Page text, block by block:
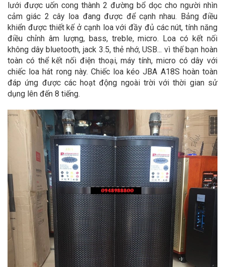
lưới được uốn cong thành 2 đường bổ dọc cho người nhìn
cảm giác 2 cây loa đang được để cạnh nhau. Bảng điều
khiển được thiết kế ở cạnh loa với đầy đủ các nút, tính năng
điều chỉnh âm lượng, bass, treble, micro. Loa có kết nối
không dây bluetooth, jack 3.5, thẻ nhớ, USB... vì thế bạn hoàn
toàn có thể kết nối điện thoại, máy tính, micro có dây với
chiếc loa hát rong này. Chiếc loa kéo JBA A18S hoàn toàn
đáp ứng được các hoạt động ngoài trời với thời gian sử
dụng lên đến 8 tiếng.